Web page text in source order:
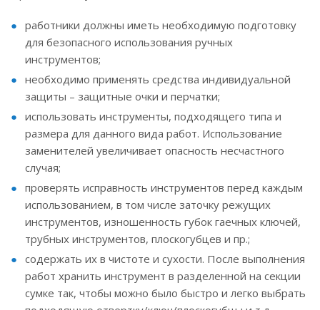
работники должны иметь необходимую подготовку
для безопасного использования ручных
инструментов;
необходимо применять средства индивидуальной
защиты – защитные очки и перчатки;
использовать инструменты, подходящего типа и
размера для данного вида работ. Использование
заменителей увеличивает опасность несчастного
случая;
проверять исправность инструментов перед каждым
использованием, в том числе заточку режущих
инструментов, изношенность губок гаечных ключей,
трубных инструментов, плоскогубцев и пр.;
содержать их в чистоте и сухости. После выполнения
работ хранить инструмент в разделенной на секции
сумке так, чтобы можно было быстро и легко выбрать